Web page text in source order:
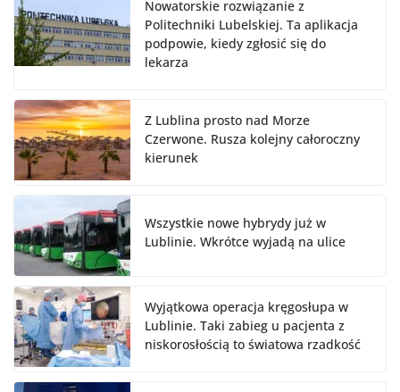
Nowatorskie rozwiązanie z
Politechniki Lubelskiej. Ta aplikacja
podpowie, kiedy zgłosić się do
lekarza
Z Lublina prosto nad Morze
Czerwone. Rusza kolejny całoroczny
kierunek
Wszystkie nowe hybrydy już w
Lublinie. Wkrótce wyjadą na ulice
Wyjątkowa operacja kręgosłupa w
Lublinie. Taki zabieg u pacjenta z
niskorosłością to światowa rzadkość